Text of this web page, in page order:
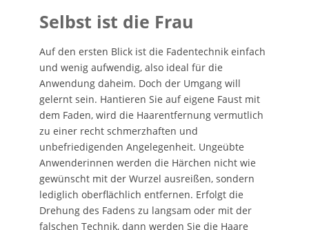
Selbst ist die Frau
Auf den ersten Blick ist die Fadentechnik einfach
und wenig aufwendig, also ideal für die
Anwendung daheim. Doch der Umgang will
gelernt sein. Hantieren Sie auf eigene Faust mit
dem Faden, wird die Haarentfernung vermutlich
zu einer recht schmerzhaften und
unbefriedigenden Angelegenheit. Ungeübte
Anwenderinnen werden die Härchen nicht wie
gewünscht mit der Wurzel ausreißen, sondern
lediglich oberflächlich entfernen. Erfolgt die
Drehung des Fadens zu langsam oder mit der
falschen Technik, dann werden Sie die Haare